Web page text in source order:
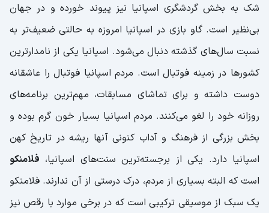
شک به بخش گردشگری اسپانیا نیز پیوند خورده و در جهان
بی‌نظیر است. گاو بازی در اسپانیا امروزه به حالتی ضعیف‌تر به
نسبت سال‌های گذشته دنبال می‌شود. اسپانیا یکی از نامدارترین
کشورها در زمینه فوتبال است. مردم اسپانیا فوتبال را عاشقانه
دوست داشته و برای تماشای مسابقات، مهم‌ترین برنامه‌های
روزانه خود را لغو می‌کنند. مردم اسپانیا بسیار خون‌ گرم بوده و
بخش بزرگی از فرهنگ و آداب کنونی آنها ریشه در تاریخ کهن
اسپانیا دارد. یکی از برجسته‌ترین سنت‌های اسپانیا، فلامنکو
است که البته بسیاری از مردم، درک درستی از آن ندارند. فلامنکو
یک سبک از موسیقی ترکیبی است که در برخی موارد با رقص نیز